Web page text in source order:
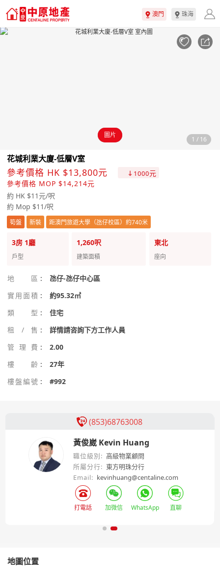
澳門 珠海
1 / 16
圖片
花城利業大廈-低層V室
參考價格 HK $13,800元 1000元
參考價格 MOP $14,214元
約 HK $11元/呎
約 Mop $11/呎
筍盤 新裝 距澳門旅遊大學（氹仔校區）約740米
3房 1廳
戶型
1,260呎
建築面積
東北
座向
地區 :
氹仔-氹仔中心區
實用面積 :
約95.32㎡
類型 :
住宅
租/售 :
詳情請咨詢下方工作人員
管理費 :
2.00
樓齡 :
27年
樓盤編號 : #992
(853)68763008
黃俊崴 Kevin Huang
職位級別: 高級物業顧問
所屬分行: 東方明珠分行
Email: kevinhuang@centaline.com
打電話 加微信 WhatsApp 直聊
地圖位置